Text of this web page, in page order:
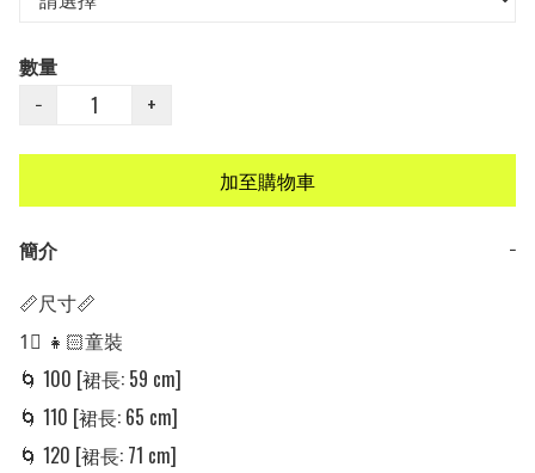
數量
−
+
加至購物車
簡介
−
📏尺寸📏
1⃣ 👧🏻童裝
🌀 100 [裙長: 59 cm]
🌀 110 [裙長: 65 cm]
🌀 120 [裙長: 71 cm]